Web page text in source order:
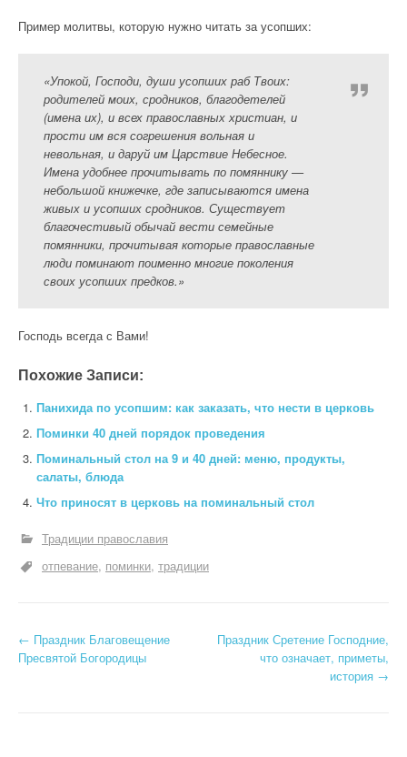
Пример молитвы, которую нужно читать за усопших:
«Упокой, Господи, души усопших раб Твоих:
родителей моих, сродников, благодетелей
(имена их), и всех православных христиан, и
прости им вся согрешения вольная и
невольная, и даруй им Царствие Небесное.
Имена удобнее прочитывать по помяннику —
небольшой книжечке, где записываются имена
живых и усопших сродников. Существует
благочестивый обычай вести семейные
помянники, прочитывая которые православные
люди поминают поименно многие поколения
своих усопших предков.»
Господь всегда с Вами!
Похожие Записи:
Панихида по усопшим: как заказать, что нести в церковь
Поминки 40 дней порядок проведения
Поминальный стол на 9 и 40 дней: меню, продукты,
салаты, блюда
Что приносят в церковь на поминальный стол
Традиции православия
отпевание поминки традиции
Н
← Праздник Благовещение
Пресвятой Богородицы
Праздник Сретение Господние,
что означает, приметы,
история →